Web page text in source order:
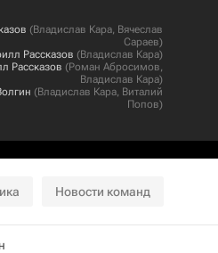
(Владислав Кара, Вячеслав
Сараев)
Рассказов (Владислав Кара)
Рассказов (Роман Абросимов,
Владислав Кара)
(Владислав Кара, Виталий
Попов)
Новости команд